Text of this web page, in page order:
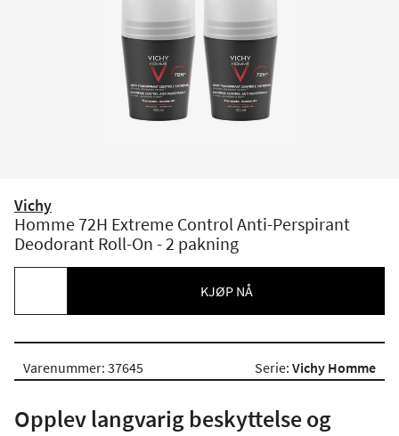
Vichy
Homme 72H Extreme Control Anti-Perspirant
Deodorant Roll-On - 2 pakning
KJØP NÅ
Varenummer: 37645 Serie: Vichy Homme
Opplev langvarig beskyttelse og